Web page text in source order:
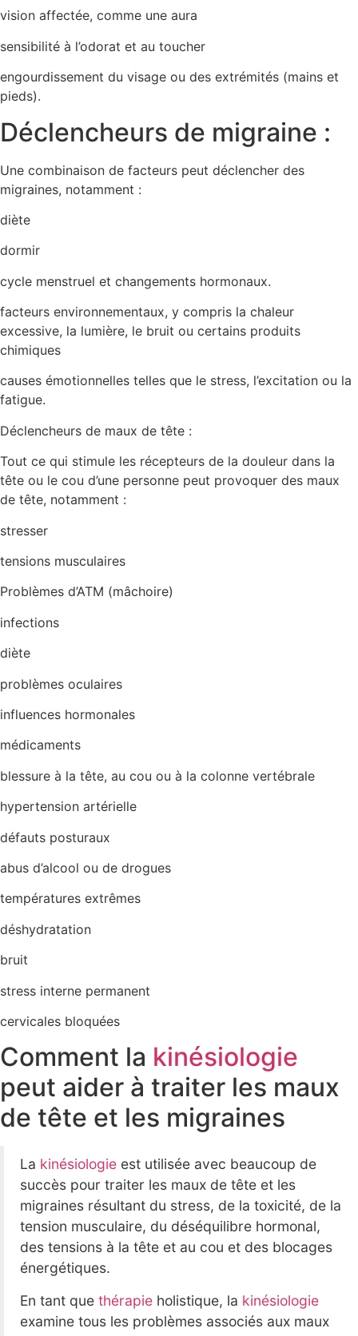
vision affectée, comme une aura
sensibilité à l’odorat et au toucher
engourdissement du visage ou des extrémités (mains et
pieds).
Déclencheurs de migraine :
Une combinaison de facteurs peut déclencher des
migraines, notamment :
diète
dormir
cycle menstruel et changements hormonaux.
facteurs environnementaux, y compris la chaleur
excessive, la lumière, le bruit ou certains produits
chimiques
causes émotionnelles telles que le stress, l’excitation ou la
fatigue.
Déclencheurs de maux de tête :
Tout ce qui stimule les récepteurs de la douleur dans la
tête ou le cou d’une personne peut provoquer des maux
de tête, notamment :
stresser
tensions musculaires
Problèmes d’ATM (mâchoire)
infections
diète
problèmes oculaires
influences hormonales
médicaments
blessure à la tête, au cou ou à la colonne vertébrale
hypertension artérielle
défauts posturaux
abus d’alcool ou de drogues
températures extrêmes
déshydratation
bruit
stress interne permanent
cervicales bloquées
Comment la kinésiologie
peut aider à traiter les maux
de tête et les migraines
La kinésiologie est utilisée avec beaucoup de
succès pour traiter les maux de tête et les
migraines résultant du stress, de la toxicité, de la
tension musculaire, du déséquilibre hormonal,
des tensions à la tête et au cou et des blocages
énergétiques.
En tant que thérapie holistique, la kinésiologie
examine tous les problèmes associés aux maux